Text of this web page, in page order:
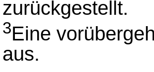
zurückgestellt.
3Eine
aus.